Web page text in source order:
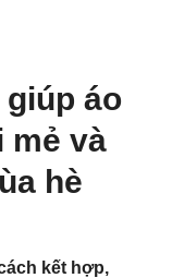
áo
mẻ và
hè
kết hợp,